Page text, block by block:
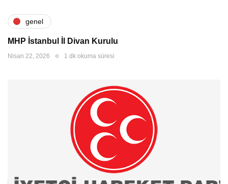
genel
MHP İstanbul İl Divan Kurulu
Nisan 22, 2026 1 dk okuma süresi